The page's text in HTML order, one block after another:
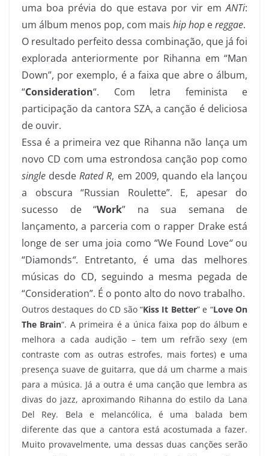
uma boa prévia do que estava por vir emANTi:
um álbum menos pop, com mais hip hop ereggae.
O resultado perfeito dessa combinação, que já foi
explorada anteriormente por Rihanna em “Man
Down”, por exemplo, é a faixa que abre o álbum,
“Consideration“. Com letra feminista e
participação da cantora SZA, a canção é deliciosa
de ouvir.
Essa é a primeira vez que Rihanna não lança um
novo CD com uma estrondosa canção pop como
single desdeRated R, em 2009, quando ela lançou
a obscura “Russian Roulette”. E, apesar do
sucesso de “Work” na sua semana de
lançamento, a parceria com o rapper Drake está
longe de ser uma joia como “We Found Love“ou
“Diamonds“. Entretanto, é uma das melhores
músicas do CD, seguindo a mesma pegada de
“Consideration”. É o ponto alto do novo trabalho.
Outros destaques do CD são “Kiss It Better” e “Love On
The Brain“. A primeira é a única faixa pop do álbum e
melhora a cada audição – tem um refrão sexy (em
contraste com as outras estrofes, mais fortes) e uma
presença suave de guitarra, que dá um charme a mais
para a música. Já a outra é uma canção que lembra as
divas do jazz, aproximando Rihanna do estilo da Lana
Del Rey. Bela e melancólica, é uma balada bem
diferente das que a cantora está acostumada a fazer.
Muito provavelmente, uma dessas duas canções serão